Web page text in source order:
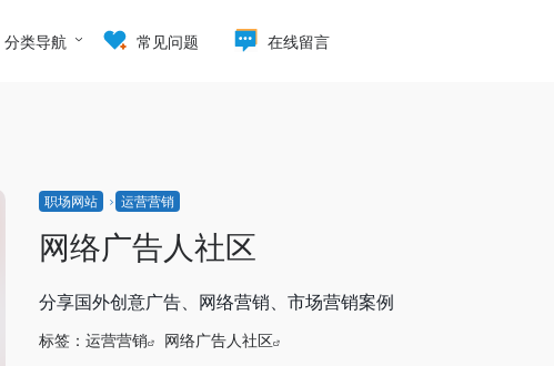
分类导航 常见问题 在线留言
职场网站 运营营销
网络广告人社区
分享国外创意广告、网络营销、市场营销案例
标签： 运营营销 网络广告人社区